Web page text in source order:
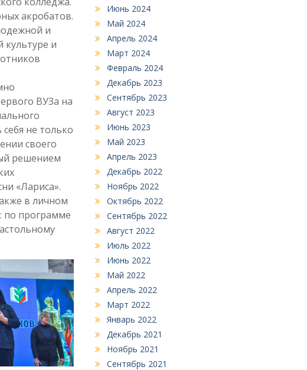
акробатов.
и
культуре и
ВУЗа на
не только
своего
решением
«Лариса».
в личном
по программе
Июнь 2024
Май 2024
Апрель 2024
Март 2024
Февраль 2024
Декабрь 2023
Сентябрь 2023
Август 2023
Июнь 2023
Май 2023
Апрель 2023
Декабрь 2022
Ноябрь 2022
Октябрь 2022
Сентябрь 2022
Август 2022
Июль 2022
Июнь 2022
Май 2022
Апрель 2022
Март 2022
Январь 2022
Декабрь 2021
Ноябрь 2021
Сентябрь 2021